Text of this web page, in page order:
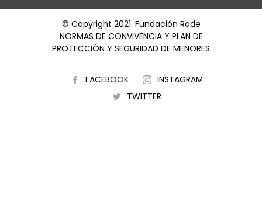
© Copyright 2021. Fundación Rode
NORMAS DE CONVIVENCIA Y PLAN DE
PROTECCIÓN Y SEGURIDAD DE MENORES
FACEBOOK
INSTAGRAM
TWITTER